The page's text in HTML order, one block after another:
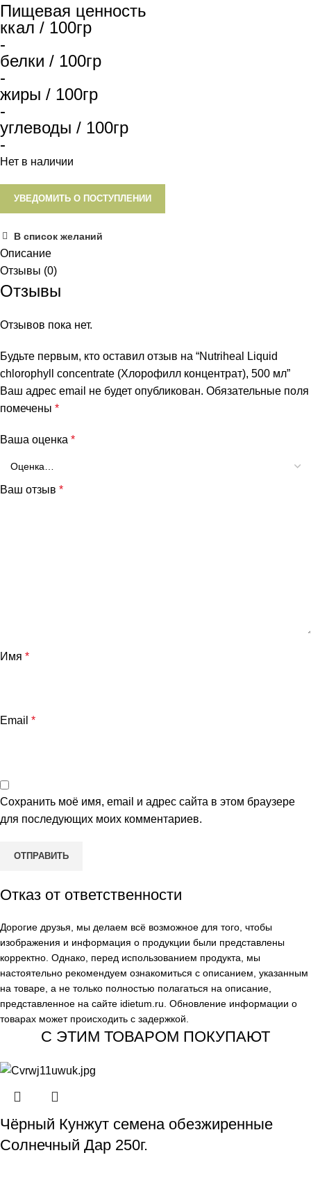
Пищевая ценность
ккал / 100гр
-
белки / 100гр
-
жиры / 100гр
-
углеводы / 100гр
-
Нет в наличии
УВЕДОМИТЬ О ПОСТУПЛЕНИИ
В список желаний
Описание
Отзывы (0)
Отзывы
Отзывов пока нет.
Будьте первым, кто оставил отзыв на “Nutriheal Liquid
chlorophyll concentrate (Хлорофилл концентрат), 500 мл”
Ваш адрес email не будет опубликован. Обязательные поля
помечены *
Ваша оценка *
Ваш отзыв *
Имя *
Email *
Сохранить моё имя, email и адрес сайта в этом браузере
для последующих моих комментариев.
Отказ от ответственности
Дорогие друзья, мы делаем всё возможное для того, чтобы
изображения и информация о продукции были представлены
корректно. Однако, перед использованием продукта, мы
настоятельно рекомендуем ознакомиться с описанием, указанным
на товаре, а не только полностью полагаться на описание,
представленное на сайте idietum.ru . Обновление информации о
товарах может происходить с задержкой.
С ЭТИМ ТОВАРОМ ПОКУПАЮТ
Чёрный Кунжут семена обезжиренные
Солнечный Дар 250г.